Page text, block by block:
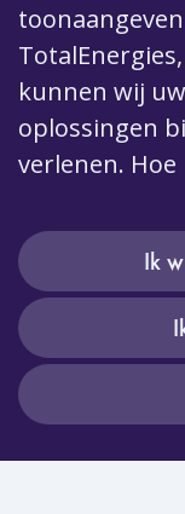
kunnen wij
oplossingen
verlenen.
Ik